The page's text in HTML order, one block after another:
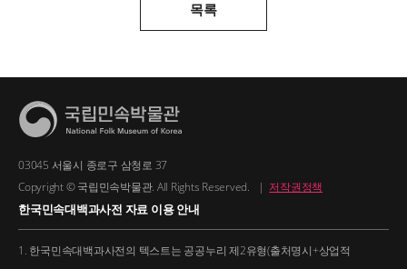
목록
03045 서울시 종로구 삼청로 37
Copyright © 국립민속박물관. All Rights Reserved.
| 저작권정책
한국민속대백과사전 자료 이용 안내
1. 한국민속대백과사전의 텍스트는 공공누리 제2유형(출처명시+상업적